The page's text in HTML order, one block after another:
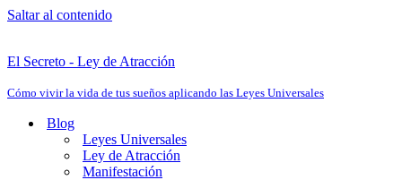
Saltar al contenido
El Secreto - Ley de Atracción
Cómo vivir la vida de tus sueños aplicando las Leyes Universales
Blog
Leyes Universales
Ley de Atracción
Manifestación